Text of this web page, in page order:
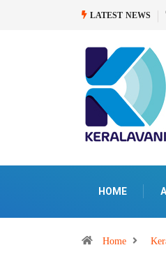
LATEST NEWS
വിശുദ്ധ മറിയം മേജർ
HOME
Home